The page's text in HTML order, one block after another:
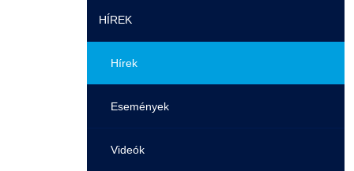
HÍREK
Hírek
Események
Videók